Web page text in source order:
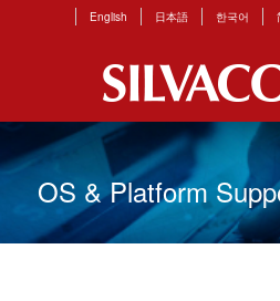
English 日本語 한국어
OS & Platform